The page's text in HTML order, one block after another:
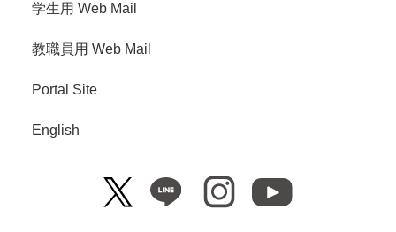
学生用 Web Mail
教職員用 Web Mail
Portal Site
English